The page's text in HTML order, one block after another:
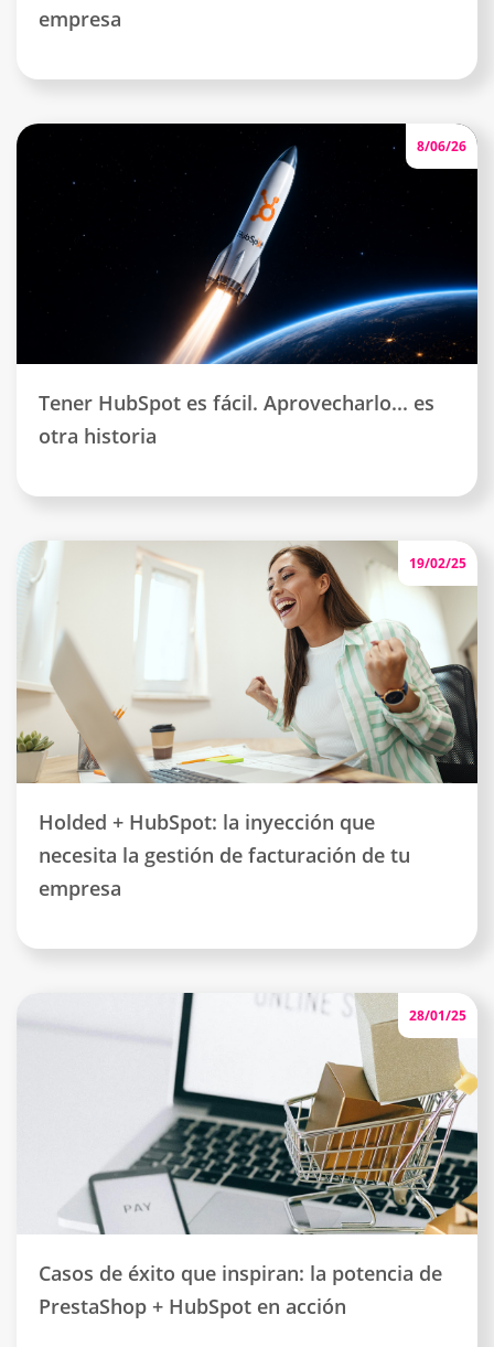
empresa
8/06/26
Tener HubSpot es fácil. Aprovecharlo... es
otra historia
19/02/25
Holded + HubSpot: la inyección que
necesita la gestión de facturación de tu
empresa
28/01/25
Casos de éxito que inspiran: la potencia de
PrestaShop + HubSpot en acción